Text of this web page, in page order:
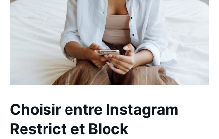
Choisir entre Instagram
Restrict et Block